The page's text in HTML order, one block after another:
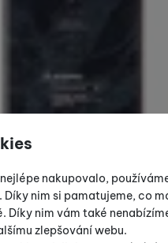
nakupovalo,
Díky nim si pamatujeme, co
Díky nim vám také
zlepšování webu.